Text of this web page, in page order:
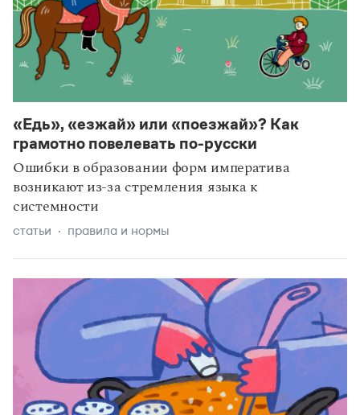
«Едь», «езжай» или «поезжай»? Как
грамотно повелевать по-русски
Ошибки в образовании форм императива
возникают из-за стремления языка к
системности
статьи правила и нормы